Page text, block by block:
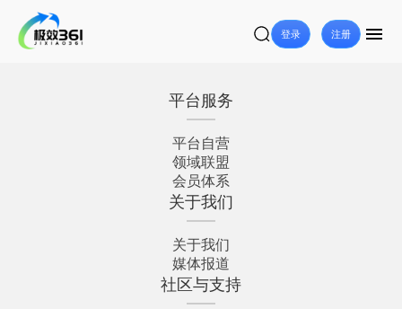
登录 注册
平台服务
平台自营
领域联盟
会员体系
关于我们
关于我们
媒体报道
社区与支持